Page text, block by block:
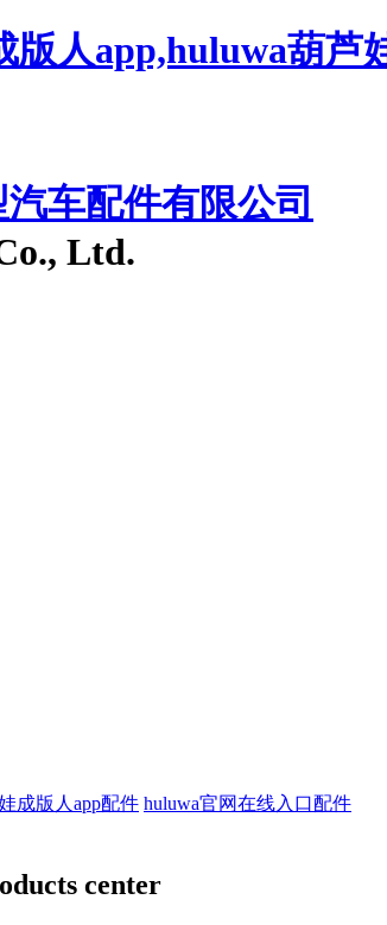
人app,huluwa葫芦
车配件有限公司
Ltd.
成版人app配件 huluwa官网在线入口配件
center